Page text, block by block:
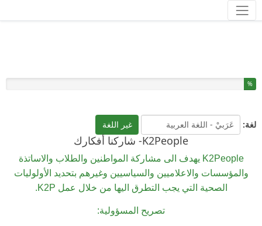
أدوات
لقد أكملت % من هذا الاستبيان.
%
لغة: غير اللغة
K2People- شاركنا أفكارك
K2People يهدف الى مشاركة المواطنين والطلاب والاساتذة
والمؤسسات والاعلاميين والسياسيين وغيرهم بتحديد الأولوليات
الصحية التي يجب التطرق اليها من خلال عمل K2P.
تصريح المسؤولية: